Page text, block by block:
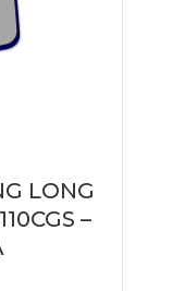
LONG
–
LONG
Szkło